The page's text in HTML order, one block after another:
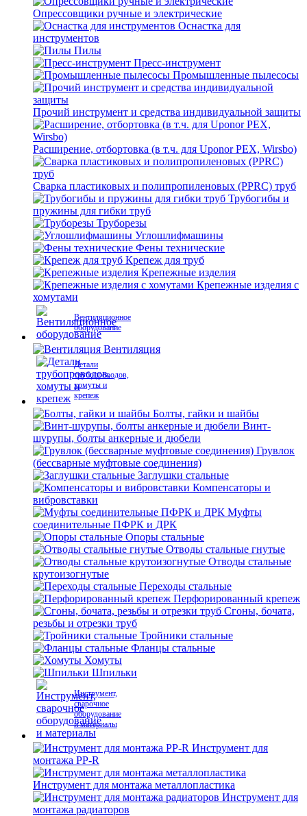
Опрессовщики ручные и электрические
Оснастка для
инструментов
Пилы
Пресс-инструмент
Промышленные пылесосы
Прочий инструмент и средства индивидуальной защиты
Расширение, отбортовка (в т.ч. для Uponor PEX, Wirsbo)
Сварка пластиковых и полипропиленовых (PPRC) труб
Трубогибы и
пружины для гибки труб
Труборезы
Углошлифмашины
Фены технические
Крепеж для труб
Крепежные изделия
Крепежные изделия с
хомутами
Вентиляционное
оборудование
Вентиляция
Детали
трубопроводов,
хомуты и
крепеж
Болты, гайки и шайбы
Винт-
шурупы, болты анкерные и дюбели
Грувлок
(бессварные муфтовые соединения)
Заглушки стальные
Компенсаторы и
вибровставки
Муфты
соединительные ПФРК и ДРК
Опоры стальные
Отводы стальные гнутые
Отводы стальные
крутоизогнутые
Переходы стальные
Перфорированный крепеж
Сгоны, бочата,
резьбы и отрезки труб
Тройники стальные
Фланцы стальные
Хомуты
Шпильки
Инструмент,
сварочное
оборудование
и материалы
Инструмент для
монтажа PP-R
Инструмент для монтажа металлопластика
Инструмент для
монтажа радиаторов